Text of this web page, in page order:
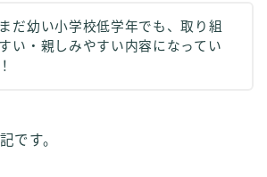
だ幼い小学校低学年でも、取り組
い・親しみやすい内容になってい
です。